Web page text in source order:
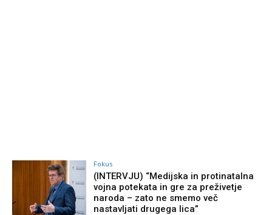
Fokus
(INTERVJU) “Medijska in protinatalna
vojna potekata in gre za preživetje
naroda – zato ne smemo več
nastavljati drugega lica”